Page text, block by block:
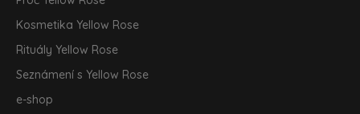
Kosmetika Yellow Rose
Rituály Yellow Rose
Seznámení s Yellow Rose
e-shop